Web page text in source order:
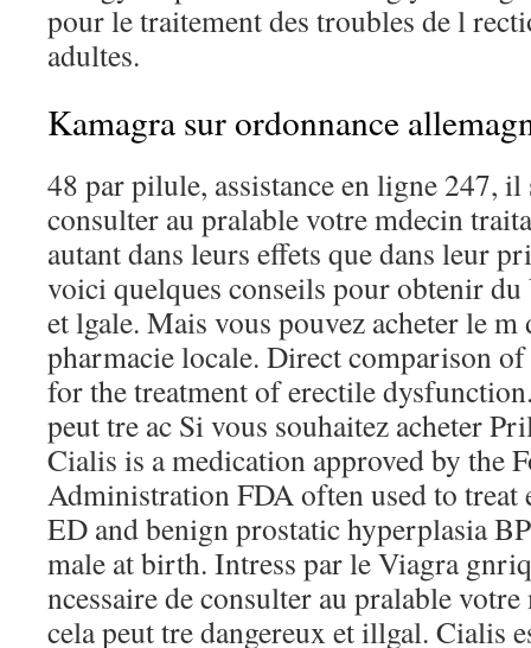
pour le traitement des troubles de l
adultes.
Kamagra sur ordonnance
48 par pilule, assistance en ligne 247, il
consulter au pralable votre mdecin
autant dans leurs effets que dans leur
voici quelques conseils pour obtenir
et lgale. Mais vous pouvez acheter le m
pharmacie locale. Direct comparison
for the treatment of erectile
peut tre ac Si vous souhaitez acheter
Cialis is a medication approved by the
Administration FDA often used to
ED and benign prostatic hyperplasia
male at birth. Intress par le Viagra
ncessaire de consulter au pralable
cela peut tre dangereux et illgal. Cialis